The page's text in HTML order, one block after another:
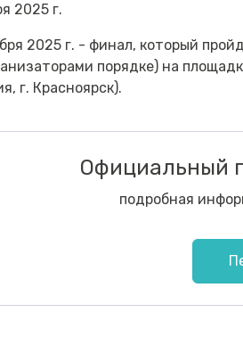
2025 г.
2025 г. - финал, который
порядке) на
г. Красноярск).
Официальный
подробная